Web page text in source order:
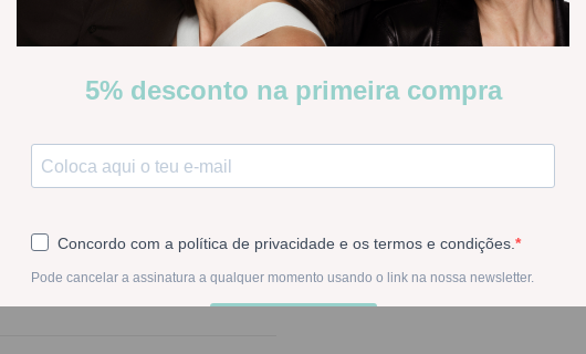
Stock: Disponible
- 1 +
En la compra de este